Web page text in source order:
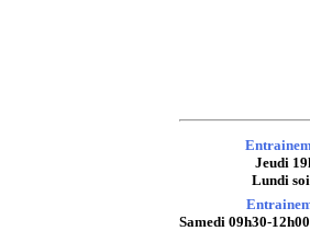
Jeudi
Lundi
Samedi 09h30-